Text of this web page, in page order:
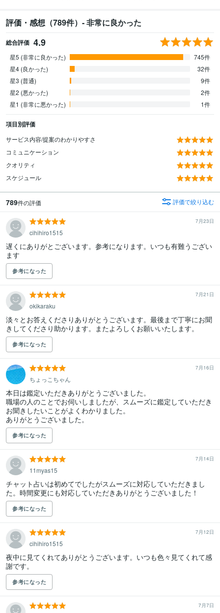
評価・感想（789件）- 非常に良かった
総合評価 4.9
星5 (非常に良かった)
745件
星4 (良かった)
32件
星3 (普通)
9件
星2 (悪かった)
2件
星1 (非常に悪かった)
1件
項目別評価
サービス内容/提案のわかりやすさ
コミュニケーション
クオリティ
スケジュール
789件の評価 評価で絞り込む
7月23日
cihihiro1515
遅くにありがとございます。参考になります。いつも有難うござい
ます
参考になった
7月21日
okikaraku
淡々とお答えくださりありがとうございます。最後まで丁寧にお聞
きしてくださり助かります。またよろしくお願いいたします。
参考になった
7月16日
ちょっこちゃん
本日は鑑定いただきありがとうございました。
職場の人のことでお伺いしましたが、スムーズに鑑定していただき
お聞きしたいことがよくわかりました。
ありがとうございました。
参考になった
7月14日
11myas15
チャット占いは初めてでしたがスムーズに対応していただきまし
た。時間変更にも対応していただきありがとうございました！
参考になった
7月12日
cihihiro1515
夜中に見てくれてありがとうございます。いつも色々見てくれて感
謝です。
参考になった
7月7日